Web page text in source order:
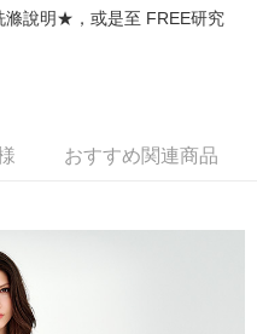
届きます。
商品を確かめてから、SMSまた
またはATM/オンラインバンキン
料無料
說明★，或是至 FREE研究
おすすめ関連商品